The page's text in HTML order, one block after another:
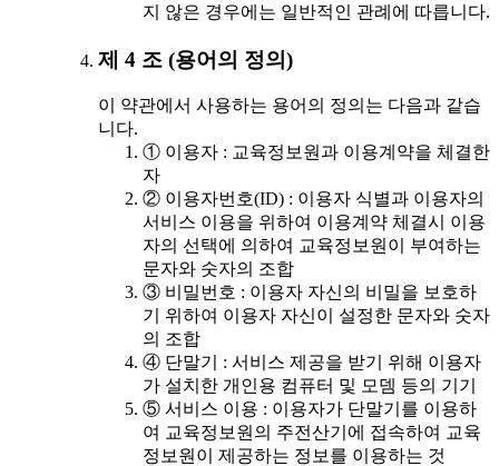
지 않은 경우에는 일반적인 관례에 따릅니다.
제 4 조 (용어의 정의)
이 약관에서 사용하는 용어의 정의는 다음과 같습
니다.
① 이용자 : 교육정보원과 이용계약을 체결한
자
② 이용자번호(ID) : 이용자 식별과 이용자의
서비스 이용을 위하여 이용계약 체결시 이용
자의 선택에 의하여 교육정보원이 부여하는
문자와 숫자의 조합
③ 비밀번호 : 이용자 자신의 비밀을 보호하
기 위하여 이용자 자신이 설정한 문자와 숫자
의 조합
④ 단말기 : 서비스 제공을 받기 위해 이용자
가 설치한 개인용 컴퓨터 및 모뎀 등의 기기
⑤ 서비스 이용 : 이용자가 단말기를 이용하
여 교육정보원의 주전산기에 접속하여 교육
정보원이 제공하는 정보를 이용하는 것